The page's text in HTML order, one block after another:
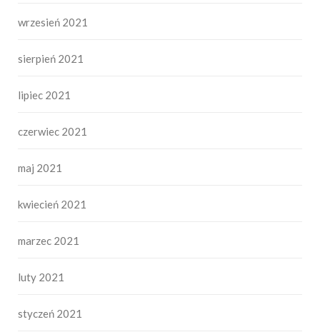
wrzesień 2021
sierpień 2021
lipiec 2021
czerwiec 2021
maj 2021
kwiecień 2021
marzec 2021
luty 2021
styczeń 2021